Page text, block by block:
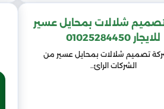
شلالات بمحايل عسير
للايجار 01025284450
تصميم شلالات بمحايل عسير من
الشركات الرائ..